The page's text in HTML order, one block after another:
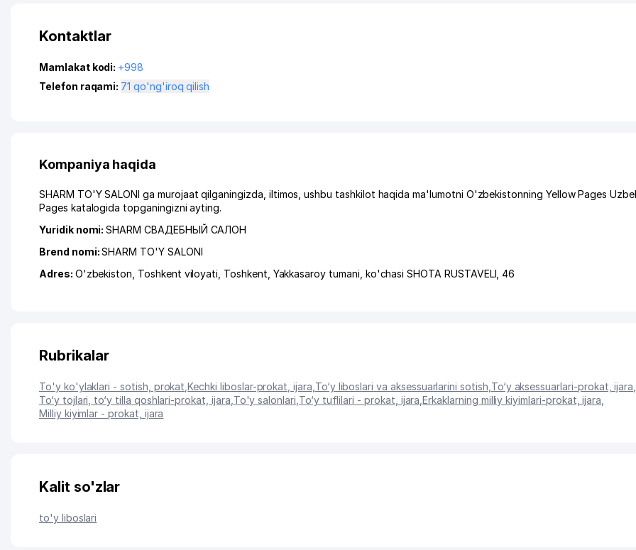
Kontaktlar
Mamlakat kodi: +998
Telefon raqami:
71 qo'ng'iroq qilish
Kompaniya haqida
SHARM TO'Y SALONI ga murojaat qilganingizda, iltimos, ushbu tashkilot haqida ma'lumotni O'zbekistonning Yellow Pages
Pages katalogida topganingizni ayting.
Yuridik nomi:SHARM СВАДЕБНЫЙ САЛОН
Brend nomi:SHARM TO'Y SALONI
Adres: O'zbekiston, Toshkent viloyati Toshkent Yakkasaroy tumani ko'chasi SHOTA RUSTAVELI , 46
Rubrikalar
To'y ko'ylaklari - sotish, prokat ,Kechki liboslar-prokat, ijara To‘y liboslari va aksessuarlarini sotish To‘y aksessuarlari-prokat, ijara
To‘y tojlari, to‘y tilla qoshlari-prokat, ijara To'y salonlari To‘y tuflilari - prokat, ijara ,Erkaklarning milliy kiyimlari-prokat, ijara
Milliy kiyimlar - prokat, ijara
Kalit so'zlar
to'y liboslari